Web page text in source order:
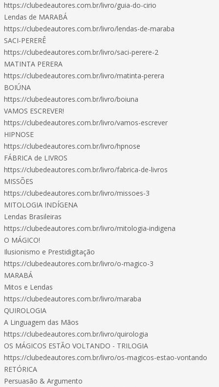
https://clubedeautores.com.br/livro/guia-do-cirio
Lendas de MARABÁ
https://clubedeautores.com.br/livro/lendas-de-maraba
SACI-PERERÊ
https://clubedeautores.com.br/livro/saci-perere-2
MATINTA PERERA
https://clubedeautores.com.br/livro/matinta-perera
BOIÚNA
https://clubedeautores.com.br/livro/boiuna
VAMOS ESCREVER!
https://clubedeautores.com.br/livro/vamos-escrever
HIPNOSE
https://clubedeautores.com.br/livro/hpnose
FÁBRICA de LIVROS
https://clubedeautores.com.br/livro/fabrica-de-livros
MISSÕES
https://clubedeautores.com.br/livro/missoes-3
MITOLOGIA INDÍGENA
Lendas Brasileiras
https://clubedeautores.com.br/livro/mitologia-indigena
O MÁGICO!
Ilusionismo e Prestidigitação
https://clubedeautores.com.br/livro/o-magico-3
MARABÁ
Mitos e Lendas
https://clubedeautores.com.br/livro/maraba
QUIROLOGIA
A Linguagem das Mãos
https://clubedeautores.com.br/livro/quirologia
OS MÁGICOS ESTÃO VOLTANDO - TRILOGIA
https://clubedeautores.com.br/livro/os-magicos-estao-vontando
RETÓRICA
Persuasão & Argumento